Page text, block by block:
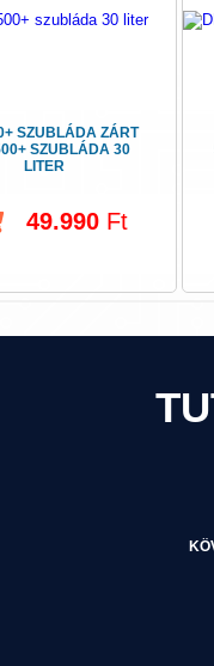
SZUBLÁDA ZÁRT
SZUBLÁDA 30
LITER
49.990 Ft